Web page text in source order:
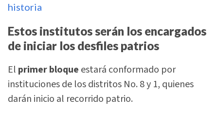
historia
Estos institutos serán los encargados
de iniciar los desfiles patrios
El primer bloque estará conformado por
instituciones de los distritos No. 8 y 1, quienes
darán inicio al recorrido patrio.